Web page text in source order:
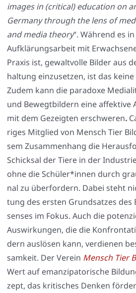
images in (cri­ti­cal) edu­ca­ti­on on
Ger­ma­ny through the lens of
and media theo­ry“. Wäh­rend es
Auf­klä­rungs­ar­beit mit
Pra­xis ist, gewalt­vol­le Bil­der aus
hal­tung ein­zu­set­zen, ist das
Zudem kann die para­do­xe
und Bewegt­bil­dern eine affek­ti­ve
mit dem Gezeig­ten erschwe­ren.
ri­ges Mit­glied von Mensch Tier
sem Zusam­men­hang die
Schick­sal der Tie­re in der
ohne die Schüler*innen durch
nal zu über­for­dern. Dabei steht
tung des ers­ten Grund­sat­zes
sen­ses im Fokus. Auch die
Aus­wir­kun­gen, die die
dern aus­lö­sen kann, ver­die­nen
sam­keit. Der Ver­ein Mensch Tier
Wert auf eman­zi­pa­to­ri­sche
zept, das kri­ti­sches Den­ken